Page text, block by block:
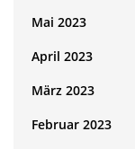
Mai 2023
April 2023
März 2023
Februar 2023